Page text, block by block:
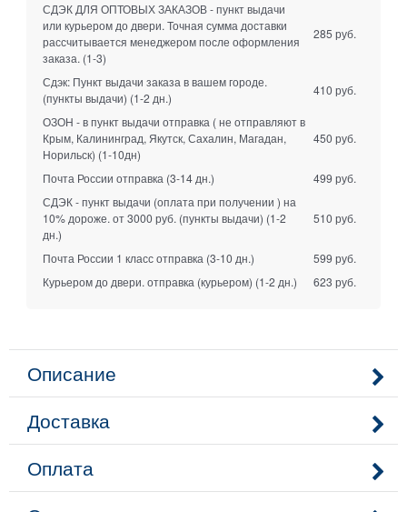
СДЭК ДЛЯ ОПТОВЫХ ЗАКАЗОВ - пункт выдачи
или курьером до двери. Точная сумма доставки
рассчитывается менеджером после оформления
заказа. (1-3)
285 руб.
Сдэк: Пункт выдачи заказа в вашем городе.
(пункты выдачи) (1-2 дн.)
410 руб.
ОЗОН - в пункт выдачи отправка ( не отправляют в
Крым, Калининград, Якутск, Сахалин, Магадан,
Норильск) (1-10дн)
450 руб.
Почта России отправка (3-14 дн.)
499 руб.
СДЭК - пункт выдачи (оплата при получении ) на
10% дороже. от 3000 руб. (пункты выдачи) (1-2
дн.)
510 руб.
Почта России 1 класс отправка (3-10 дн.)
599 руб.
Курьером до двери. отправка (курьером) (1-2 дн.) 623 руб.
Описание
Доставка
Оплата